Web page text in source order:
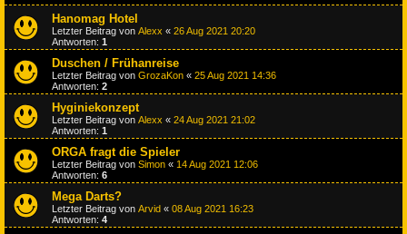
Hanomag Hotel
Letzter Beitrag von Alexx « 26 Aug 2021 20:20
Antworten: 1
Duschen / Frühanreise
Letzter Beitrag von GrozaKon « 25 Aug 2021 14:36
Antworten: 2
Hyginiekonzept
Letzter Beitrag von Alexx « 24 Aug 2021 21:02
Antworten: 1
ORGA fragt die Spieler
Letzter Beitrag von Simon « 14 Aug 2021 12:06
Antworten: 6
Mega Darts?
Letzter Beitrag von Arvid « 08 Aug 2021 16:23
Antworten: 4